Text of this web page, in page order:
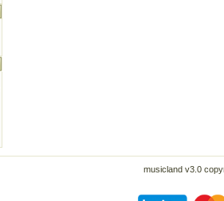
musicland v3.0